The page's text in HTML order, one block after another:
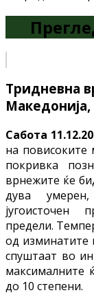
Тридневна
Македонија,
Сабота
на повисоките
покривка
врнежите ќе
дува
југоисточен
предели.
од изминатите
спуштаат во
максималните
до 10 степени.